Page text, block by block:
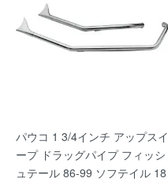
パウコ 1 3/4インチ アップスイ
ープ ドラッグパイプ フィッシ
ュテール 86-99 ソフテイル 18